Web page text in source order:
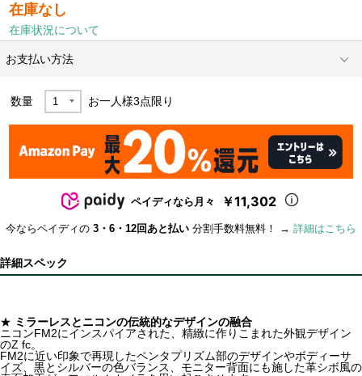
在庫なし
在庫状況について
お支払い方法
数量 お一人様3点限り
ペイディなら月々 ￥11,302
今ならペイディの 3・6・12回あと払い 分割手数料無料！ → 詳細はこちら
詳細スペック
★ ミラーレスとニコンの伝統的なデザインの融合
ニコンFM2にインスパイアされた、精緻に作りこまれた外観デザイン
のZ fc。
FM2に近い印象で再現したペンタプリズム部のデザインやボディーサ
イズ、黒とシルバーの色バランス、モニター背面にも施した革シボ風の